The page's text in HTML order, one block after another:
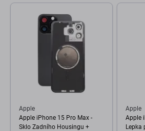
Apple
Apple iPhone 15 Pro Max -
Sklo Zadního Housingu +
Apple
Apple
Lepka